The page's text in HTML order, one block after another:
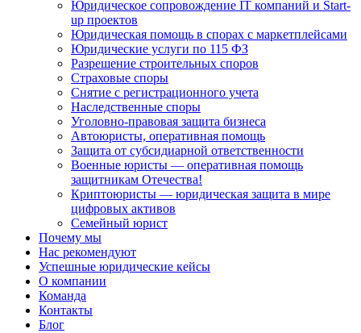
Юридическое сопровождение IT компаний и Start-
up проектов
Юридическая помощь в спорах с маркетплейсами
Юридические услуги по 115 ФЗ
Разрешение строительных споров
Страховые споры
Снятие с регистрационного учета
Наследственные споры
Уголовно-правовая защита бизнеса
Автоюристы, оперативная помощь
Защита от субсидиарной ответственности
Военные юристы — оперативная помощь
защитникам Отечества!
Криптоюристы — юридическая защита в мире
цифровых активов
Семейный юрист
Почему мы
Нас рекомендуют
Успешные юридические кейсы
О компании
Команда
Контакты
Блог